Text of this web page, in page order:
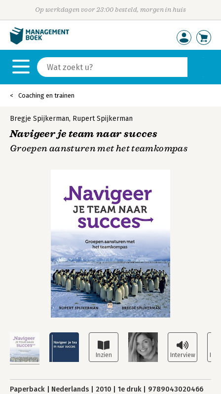
Op werkdagen voor 23:00 besteld, morgen in huis
Coaching en trainen
Bregje Spijkerman, Rupert Spijkerman
Navigeer je team naar succes
Groepen aansturen met het teamkompas
Paperback Nederlands 2010 1e druk 9789043020466